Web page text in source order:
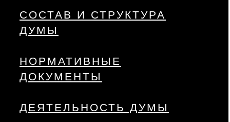
СОСТАВ И СТРУКТУРА
ДУМЫ
НОРМАТИВНЫЕ
ДОКУМЕНТЫ
ДЕЯТЕЛЬНОСТЬ ДУМЫ